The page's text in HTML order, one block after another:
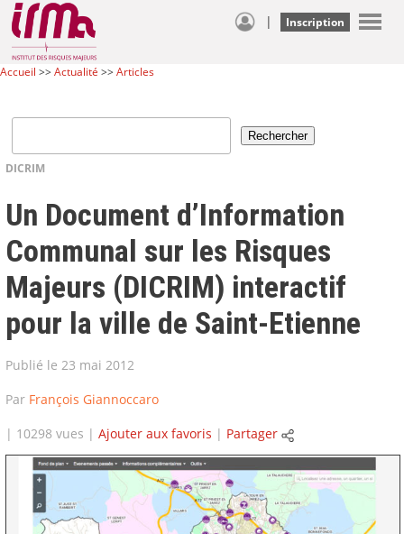
| Inscription
Accueil >>Actualité >>Articles
DICRIM
Un Document d’Information
Communal sur les Risques
Majeurs (DICRIM) interactif
pour la ville de Saint-Etienne
Publié le 23 mai 2012
Par François Giannoccaro
| 10298 vues | Ajouter aux favoris | Partager